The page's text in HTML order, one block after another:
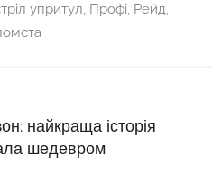
упритул, Профі, Рейд,
найкраща історія
шедевром